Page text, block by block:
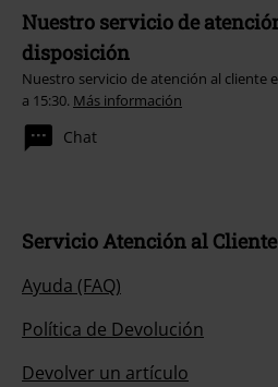
Nuestro servicio de
disposición
Nuestro servicio de atención al cliente
a 15:30. Más información
Chat
Servicio Atención al Cliente
Ayuda (FAQ)
Política de Devolución
Devolver un artículo